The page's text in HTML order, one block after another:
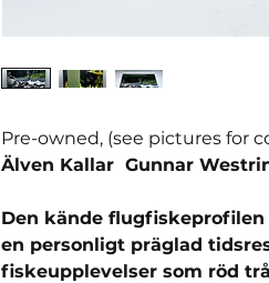
Pre-owned, (see pictures for
Älven Kallar Gunnar
Den kände
en personligt präglad
fiskeupplevelser som röd